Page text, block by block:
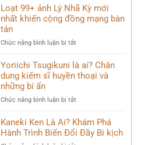
ít
biết
Mai
Thúy
sau
đăng
Loạt 99+ ảnh Lý Nhã Kỳ mới
nhất khiến cộng đồng mạng bàn
tán
Chức năng bình luận bị tắt
99+
ảnh
Kỳ
nhất
khiến
Yoriichi Tsugikuni là ai? Chân
dung kiếm sĩ huyền thoại và
những bí ẩn
Chức năng bình luận bị tắt
Tsugikuni
là
Kaneki Ken Là Ai? Khám Phá
Hành Trình Biến Đổi Đầy Bi kịch